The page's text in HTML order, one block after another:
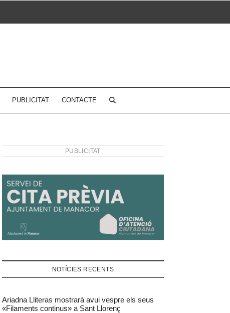
PUBLICITAT CONTACTE
PUBLICITAT
NOTÍCIES RECENTS
Ariadna Lliteras mostrarà avui vespre els seus
«Filaments continus» a Sant Llorenç